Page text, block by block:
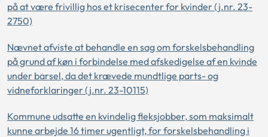
på at være frivillig hos et krisecenter for kvinder (j.nr. 23-
2750)
Nævnet afviste at behandle en sag om forskelsbehandling
på grund af køn i forbindelse med afskedigelse af en kvinde
under barsel, da det krævede mundtlige parts- og
vidneforklaringer (j.nr. 23-10115)
Kommune udsatte en kvindelig fleksjobber, som maksimalt
kunne arbejde 16 timer ugentligt, for forskelsbehandling i